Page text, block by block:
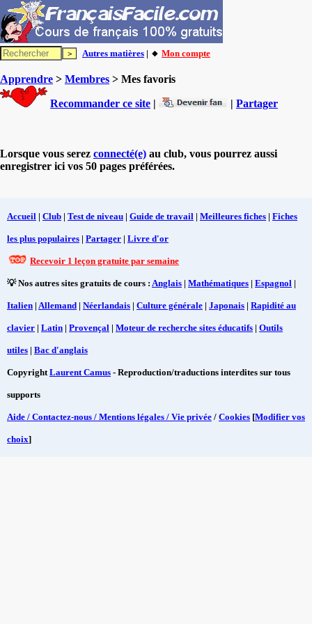
Autres matières | 🔸 Mon compte
Apprendre > Membres > Mes favoris
Recommander ce site | | Partager
Lorsque vous serez connecté(e) au club, vous pourrez aussi
enregistrer ici vos 50 pages préférées.
Accueil | Club | Test de niveau | Guide de travail | Meilleures fiches | Fiches
les plus populaires | Partager | Livre d'or
Recevoir 1 leçon gratuite par semaine
💡 Nos autres sites gratuits de cours : Anglais | Mathématiques | Espagnol |
Italien | Allemand | Néerlandais | Culture générale | Japonais | Rapidité au
clavier | Latin | Provençal | Moteur de recherche sites éducatifs | Outils
utiles | Bac d'anglais
CopyrightLaurent Camus - Reproduction/traductions interdites sur tous
supports
Aide / Contactez-nous / Mentions légales / Vie privée / Cookies [Modifier vos
choix]